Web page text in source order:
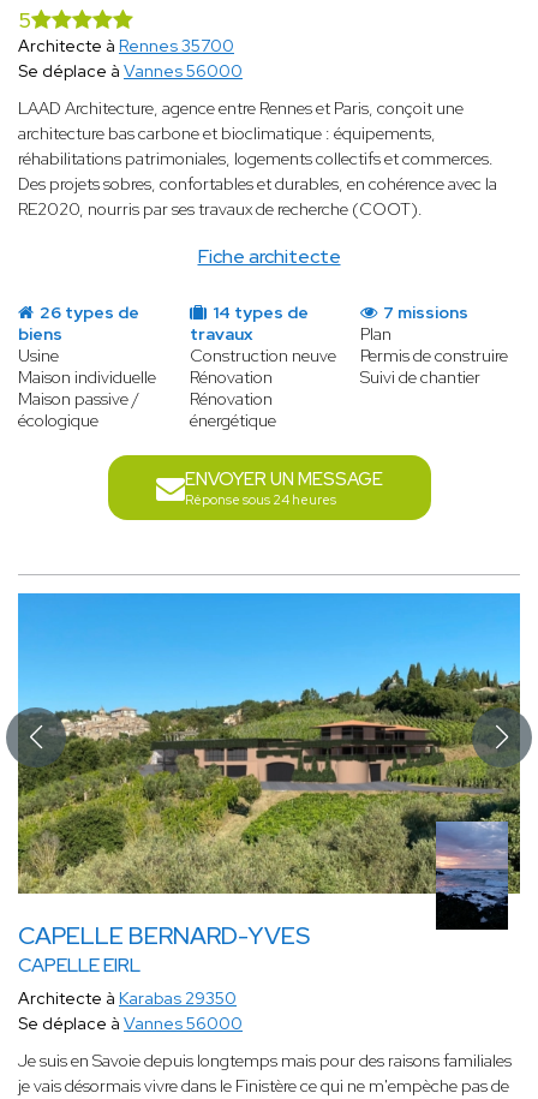
Fiche architecte
5
Architecte à Rennes 35700
Se déplace à Vannes 56000
LAAD Architecture, agence entre Rennes et Paris, conçoit une
architecture bas carbone et bioclimatique : équipements,
réhabilitations patrimoniales, logements collectifs et commerces.
Des projets sobres, confortables et durables, en cohérence avec la
RE2020, nourris par ses travaux de recherche (COOT).
26 types de
biens
Usine
Maison individuelle
Maison passive /
écologique
14 types de
travaux
Construction neuve
Rénovation
Rénovation
énergétique
7 missions
Plan
Permis de construire
Suivi de chantier
ENVOYER UN MESSAGE
Réponse sous 24 heures
CAPELLE BERNARD-YVES
CAPELLE EIRL
Architecte à Karabas 29350
Se déplace à Vannes 56000
Je suis en Savoie depuis longtemps mais pour des raisons familiales
je vais désormais vivre dans le Finistère ce qui ne m'empèche pas de